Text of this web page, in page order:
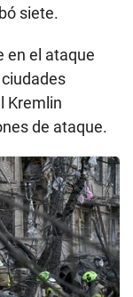
siete.
en el ataque
Kremlin
de ataque.